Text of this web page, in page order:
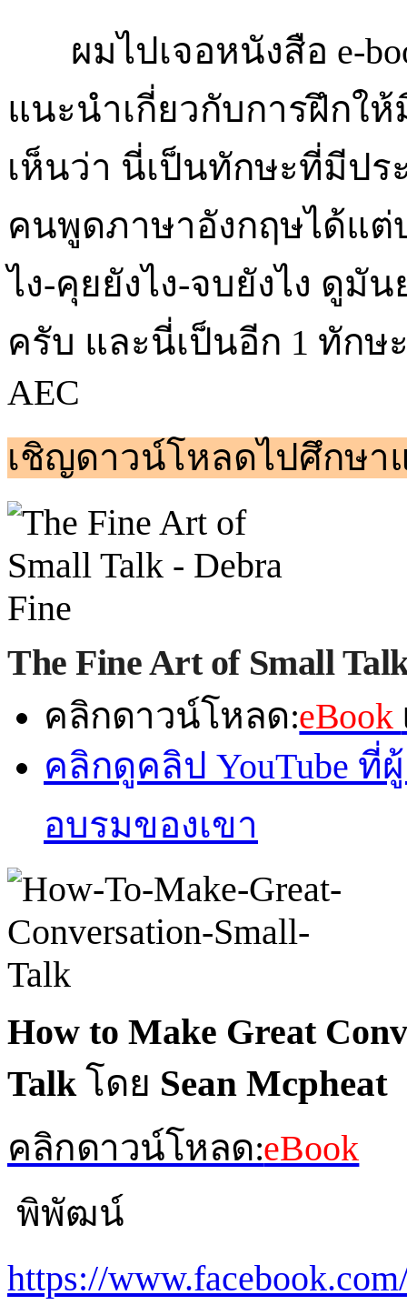
ผมไปเจอหนังสือ e-
แนะนำเกี่ยวกับการฝึกให้
เห็นว่า นี่เป็นทักษะที่มีป
คนพูดภาษาอังกฤษได้แต่
ไง-คุยยังไง-จบยังไง ดูมั
ครับ และนี่เป็นอีก 1 ทัก
AEC
เชิญดาวน์โหลดไปศึกษา
The Fine Art of Small
คลิกดาวน์โหลด:eBook
คลิกดูคลิป YouTube
อบรมของเขา
How to Make Great
Talk โดย Sean Mcpheat
คลิกดาวน์โหลด:eBook
พิพัฒน์
https://